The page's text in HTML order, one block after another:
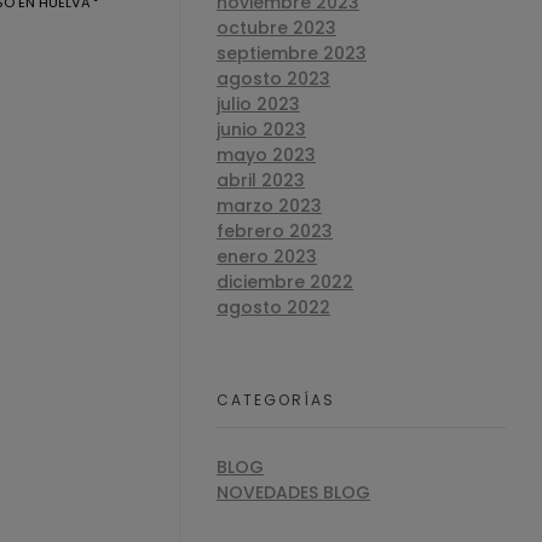
octubre 2023
septiembre 2023
agosto 2023
julio 2023
junio 2023
mayo 2023
abril 2023
marzo 2023
febrero 2023
enero 2023
diciembre 2022
agosto 2022
CATEGORÍAS
BLOG
NOVEDADES BLOG